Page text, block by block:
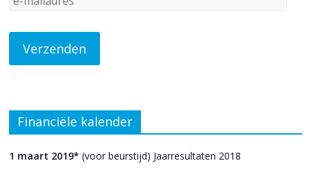
Financiële kalender
1 maart 2019* (voor beurstijd) Jaarresultaten 2018